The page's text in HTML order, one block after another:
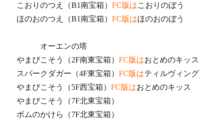
こおりのつえ（B1南宝箱）FC版はこおりのぼう
ほのおのつえ（B1南宝箱）FC版はほのおのぼう
オーエンの塔
やまびこそう（2F南東宝箱）FC版はおとめのキッス
スパークダガー（4F東宝箱）FC版はティルヴィング
やまびこそう（5F西宝箱）FC版はおとめのキッス
やまびこそう（7F北東宝箱）
ボムのかけら（7F北東宝箱）